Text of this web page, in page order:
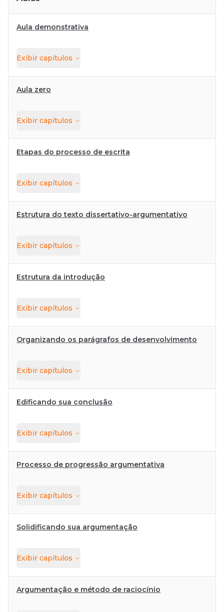
Aula demonstrativa
Exibir capítulos
Aula zero
Exibir capítulos
Etapas do processo de escrita
Exibir capítulos
Estrutura do texto dissertativo-argumentativo
Exibir capítulos
Estrutura da introdução
Exibir capítulos
Organizando os parágrafos de desenvolvimento
Exibir capítulos
Edificando sua conclusão
Exibir capítulos
Processo de progressão argumentativa
Exibir capítulos
Solidificando sua argumentação
Exibir capítulos
Argumentação e método de raciocínio